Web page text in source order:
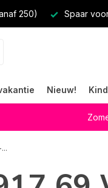
250) Spaar
Nieuw!